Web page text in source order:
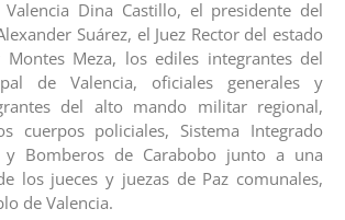
Valencia Dina Castillo, el presidente del
Suárez, el Juez Rector del estado
Montes Meza, los ediles integrantes del
de Valencia, oficiales generales y
del alto mando militar regional,
cuerpos policiales, Sistema Integrado
y Bomberos de Carabobo junto a una
los jueces y juezas de Paz comunales,
de Valencia.